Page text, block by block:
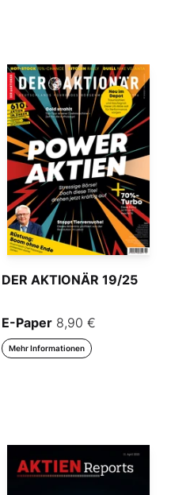
DER AKTIONÄR 19/25
E-Paper 8,90 €
Mehr Informationen